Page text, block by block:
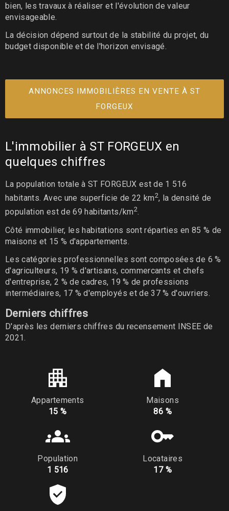
bien, les travaux à réaliser et l'évolution de valeur
envisageable.
La décision dépend surtout de la stabilité du projet, du
budget disponible et de l'horizon envisagé.
ANNONCES IMMOBILIÈRES EN VENTE À ST
FORGEUX
L'immobilier à ST FORGEUX en
quelques chiffres
La population totale à ST FORGEUX est de 1 516
habitants. Avec une superficie de 22 km2, la densité de
population est de 69 habitants/km2.
Côté immobilier, les habitations sont réparties en 85 % de
maisons et 15 % d'appartements.
Les catégories professionnelles sont composées de 6 %
d'agriculteurs, 19 % d'artisans, commercants et chefs
d'entreprise, 2 % de cadres, 19 % de professions
intermédiaires, 17 % d'employés et de 37 % d'ouvriers.
Derniers chiffres
D'après les derniers chiffres du recensement INSEE de
2021.
Appartements
15 %
Maisons
86 %
Population
1 516
Locataires
17 %